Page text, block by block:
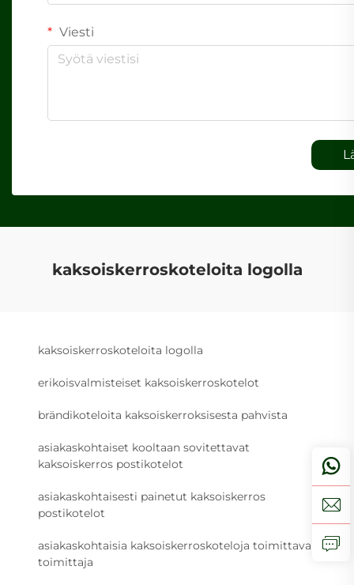
Viesti
kaksoiskerroskoteloita logolla
kaksoiskerroskoteloita logolla
erikoisvalmisteiset kaksoiskerroskotelot
brändikoteloita kaksoiskerroksisesta pahvista
asiakaskohtaiset kooltaan sovitettavat
kaksoiskerros postikotelot
asiakaskohtaisesti painetut kaksoiskerros
postikotelot
asiakaskohtaisia kaksoiskerroskoteloja toimittava
toimittaja